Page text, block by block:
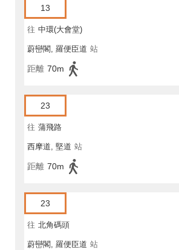
13
往 中環(大會堂)
蔚巒閣, 羅便臣道 站
距離 70m
23
往 蒲飛路
西摩道, 堅道 站
距離 70m
23
往 北角碼頭
蔚巒閣, 羅便臣道 站